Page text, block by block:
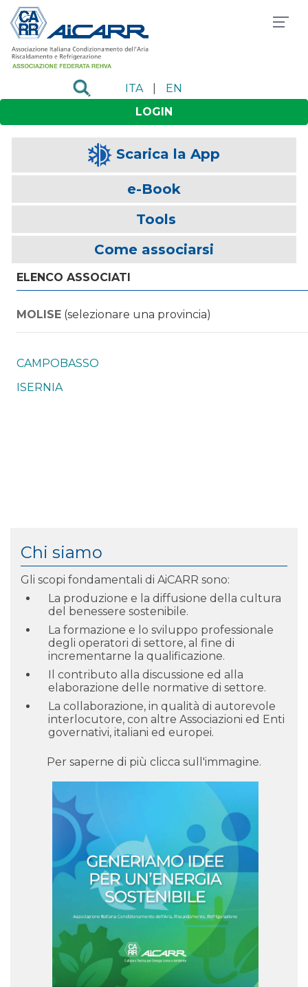
ITA
EN
LOGIN
Scarica la App
e-Book
Tools
Come associarsi
Chi siamo
Gli scopi fondamentali di AiCARR sono:
La produzione e la diffusione della cultura
del benessere sostenibile.
La formazione e lo sviluppo professionale
degli operatori di settore, al fine di
incrementarne la qualificazione.
Il contributo alla discussione ed alla
elaborazione delle normative di settore.
La collaborazione, in qualità di autorevole
interlocutore, con altre Associazioni ed Enti
governativi, italiani ed europei.
Per saperne di più clicca sull'immagine.
ELENCO ASSOCIATI
MOLISE (selezionare una provincia)
CAMPOBASSO
ISERNIA